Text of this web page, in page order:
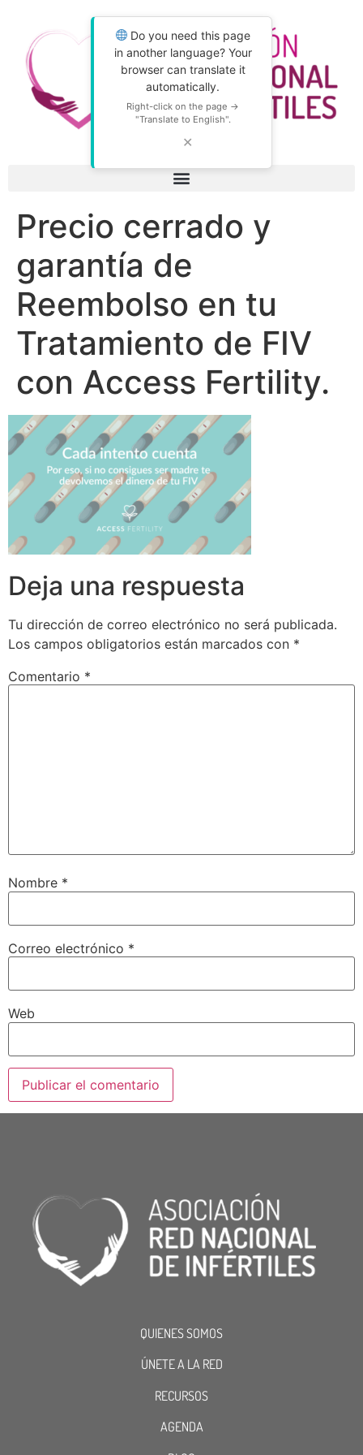
Do you need this page
in another language? Your
browser can translate it
automatically.
Right-click on the page →
"Translate to English".
✕
Precio cerrado y
garantía de
Reembolso en tu
Tratamiento de FIV
con Access Fertility.
Deja una respuesta
Tu dirección de correo electrónico no será publicada.
Los campos obligatorios están marcados con *
Comentario *
Nombre *
Correo electrónico *
Web
QUIENES SOMOS
ÚNETE A LA RED
RECURSOS
AGENDA